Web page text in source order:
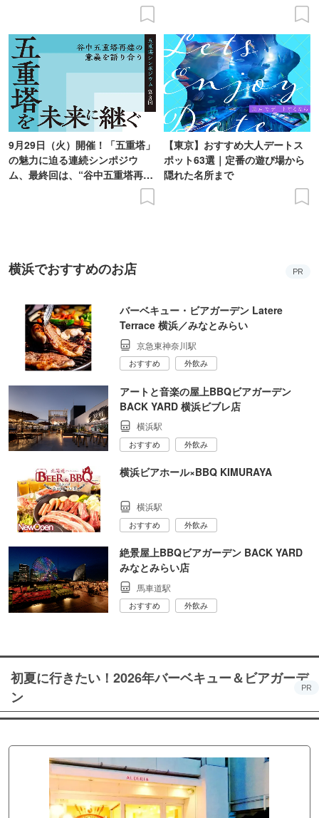
9月29日（火）開催！「五重塔」
の魅力に迫る連続シンポジウ
ム、最終回は、“谷中五重塔再建
【東京】おすすめ大人デートス
ポット63選｜定番の遊び場から
隠れた名所まで
横浜でおすすめのお店 PR
バーベキュー・ビアガーデン Latere
Terrace 横浜／みなとみらい
京急東神奈川駅
おすすめ 外飲み
アートと音楽の屋上BBQビアガーデン
BACK YARD 横浜ビブレ店
横浜駅
おすすめ 外飲み
横浜ビアホール×BBQ KIMURAYA
横浜駅
おすすめ 外飲み
絶景屋上BBQビアガーデン BACK YARD
みなとみらい店
馬車道駅
おすすめ 外飲み
初夏に行きたい！2026年バーベキュー＆ビアガーデ
ン
PR